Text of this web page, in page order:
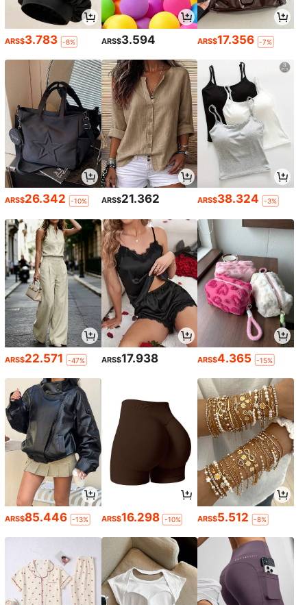
ARS$3.783 -8% ARS$3.594 ARS$17.356 -7%
ARS$26.342 -10% ARS$21.362 ARS$38.324 -3%
ARS$22.571 -47% ARS$17.938 ARS$4.365 -15%
ARS$85.446 -13% ARS$16.298 -10% ARS$5.512 -8%